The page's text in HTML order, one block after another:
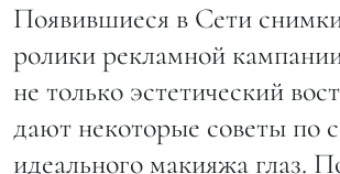
Появившиеся в Сети
ролики рекламной
не только эстетический
дают некоторые советы по
идеального макияжа глаз.